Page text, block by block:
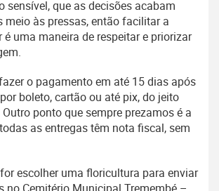
sensível, que as decisões acabam
meio às pressas, então facilitar a
uma maneira de respeitar e priorizar
o pagamento em até 15 dias após
boleto, cartão ou até pix, do jeito
ponto que sempre prezamos é a
as entregas têm nota fiscal, sem
escolher uma floricultura para enviar